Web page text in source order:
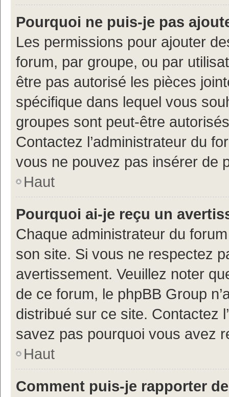
Pourquoi ne puis-je pas
Les permissions pour ajouter
forum, par groupe, ou par
être pas autorisé les pièces
spécifique dans lequel vous
groupes sont peut-être
Contactez l’administrateur du
vous ne pouvez pas insérer de
Haut
Pourquoi ai-je reçu un
Chaque administrateur du
son site. Si vous ne respectez
avertissement. Veuillez noter
de ce forum, le phpBB Group
distribué sur ce site. Contactez
savez pas pourquoi vous avez
Haut
Comment puis-je rapporter